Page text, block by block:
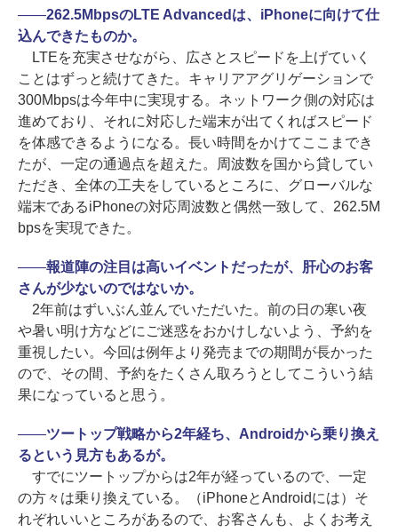
――262.5MbpsのLTE Advancedは、iPhoneに向けて仕
込んできたものか。
LTEを充実させながら、広さとスピードを上げていく
ことはずっと続けてきた。キャリアアグリゲーションで
300Mbpsは今年中に実現する。ネットワーク側の対応は
進めており、それに対応した端末が出てくればスピード
を体感できるようになる。長い時間をかけてここまでき
たが、一定の通過点を超えた。周波数を国から貸してい
ただき、全体の工夫をしているところに、グローバルな
端末であるiPhoneの対応周波数と偶然一致して、262.5M
bpsを実現できた。
――報道陣の注目は高いイベントだったが、肝心のお客
さんが少ないのではないか。
2年前はずいぶん並んでいただいた。前の日の寒い夜
や暑い明け方などにご迷惑をおかけしないよう、予約を
重視したい。今回は例年より発売までの期間が長かった
ので、その間、予約をたくさん取ろうとしてこういう結
果になっていると思う。
――ツートップ戦略から2年経ち、Androidから乗り換え
るという見方もあるが。
すでにツートップからは2年が経っているので、一定
の方々は乗り換えている。（iPhoneとAndroidには）そ
れぞれいいところがあるので、お客さんも、よくお考え